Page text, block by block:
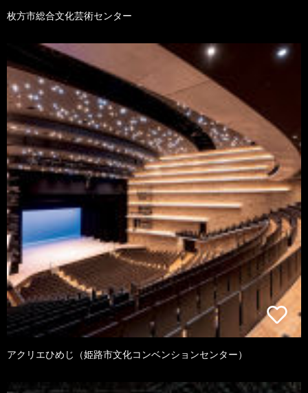
枚方市総合文化芸術センター
アクリエひめじ（姫路市文化コンベンションセンター）